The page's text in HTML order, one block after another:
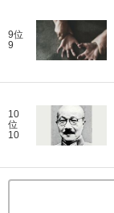
9位
9
10
位
10